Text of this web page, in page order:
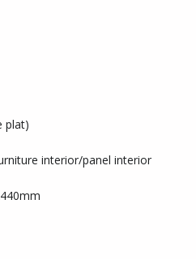
plat)
interior/panel interior